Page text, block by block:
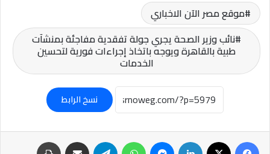
موقع مصر الآن الاخباري
نائب وزير الصحة يجري جولة تفقدية مفاجئة بمنشآت
طبية بالقاهرة ويوجه باتخاذ إجراءات فورية لتحسين
الخدمات
نسخ الرابط
فيسبوك لينكدإن ماسنجر واتساب تيلقرام مشاركة عبر البريد